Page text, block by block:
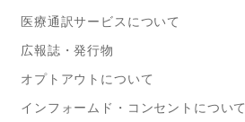
医療通訳サービスについて
広報誌・発行物
オプトアウトについて
インフォームド・コンセントについて